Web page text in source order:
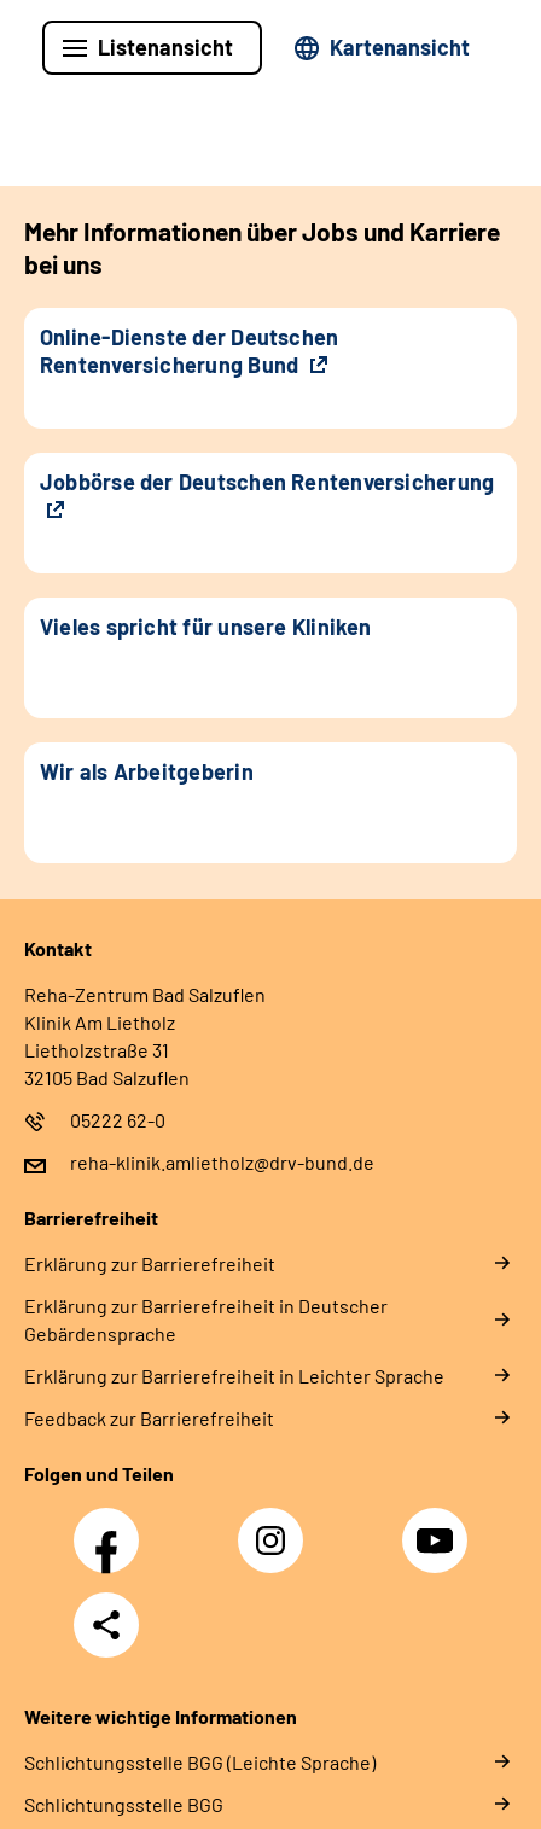
Listenansicht Kartenansicht
Mehr Informationen über Jobs und Karriere
bei uns
Online-Dienste der Deutschen
Rentenversicherung Bund
Jobbörse der Deutschen Rentenversicherung
Vieles spricht für unsere Kliniken
Wir als Arbeitgeberin
Kontakt
Reha-Zentrum Bad Salzuflen
Klinik Am Lietholz
Lietholzstraße 31
32105 Bad Salzuflen
05222 62-0
reha-klinik.amlietholz@drv-bund.de
Barrierefreiheit
Erklärung zur Barrierefreiheit
Erklärung zur Barrierefreiheit in Deutscher
Gebärdensprache
Erklärung zur Barrierefreiheit in Leichter Sprache
Feedback zur Barrierefreiheit
Folgen und Teilen
Facebook Instagram YouTube
Teilen
Weitere wichtige Informationen
Schlich­tungs­stel­le BGG (Leichte Sprache)
Schlich­tungs­stel­le BGG